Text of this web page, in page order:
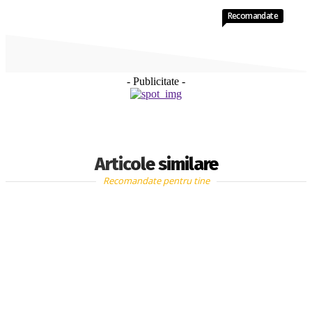
- Publicitate -
Articole similare
Recomandate
Recomandate pentru tine